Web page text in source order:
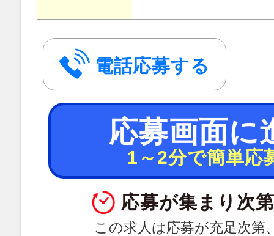
電話応募する
応募画面に
1～2分で簡単応
応募が集まり次
この求人は応募が充足次第